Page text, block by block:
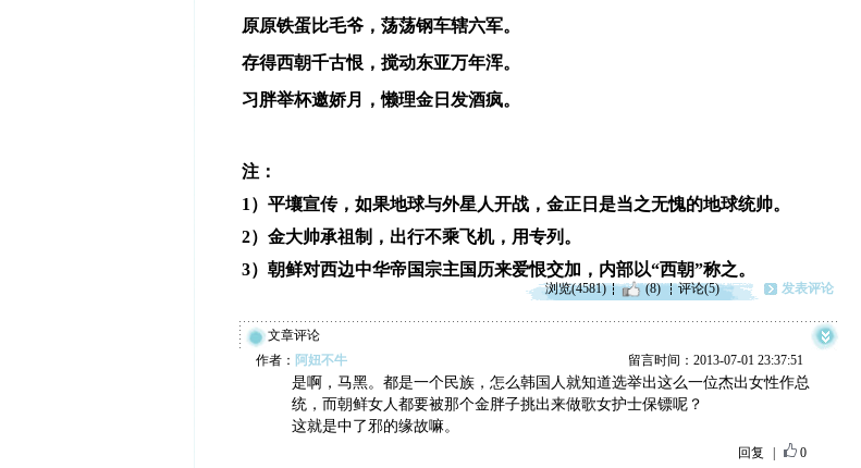
原原铁蛋比毛爷，荡荡钢车辖六军。
存得西朝千古恨，搅动东亚万年浑。
习胖举杯邀娇月，懒理金日发酒疯。
注：
1）平壤宣传，如果地球与外星人开战，金正日是当之无愧的地球统帅。
2）金大帅承祖制，出行不乘飞机，用专列。
3）朝鲜对西边中华帝国宗主国历来爱恨交加，内部以“西朝”称之。
浏览(4581) (8) 评论(5) 发表评论
文章评论
作者： 阿妞不牛 留言时间：2013-07-01 23:37:51
是啊，马黑。都是一个民族，怎么韩国人就知道选举出这么一位杰出女性作总
统，而朝鲜女人都要被那个金胖子挑出来做歌女护士保镖呢？
这就是中了邪的缘故嘛。
回复 0